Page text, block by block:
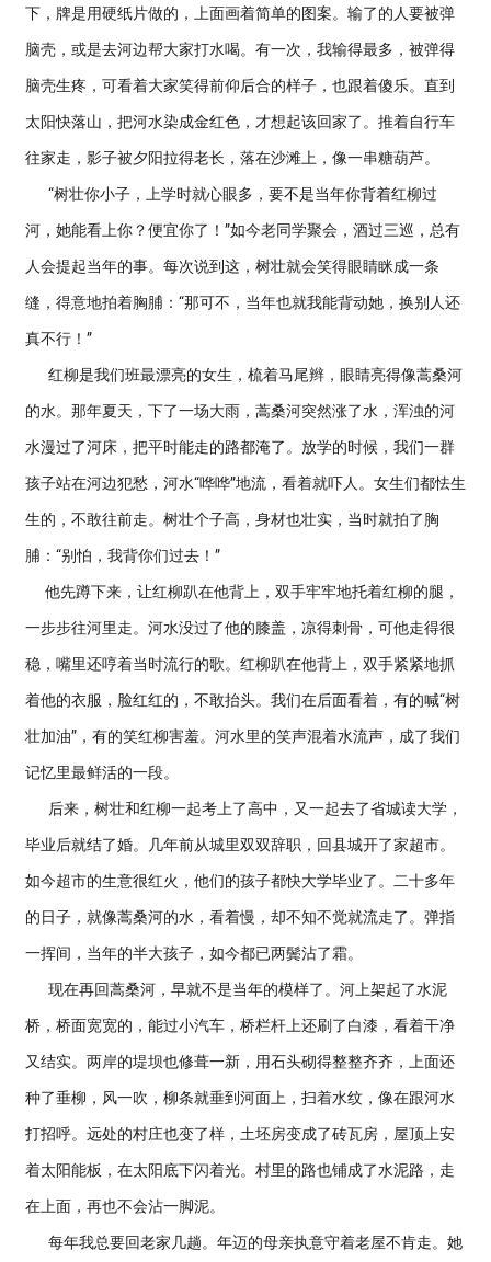
下，牌是用硬纸片做的，上面画着简单的图案。输了的人要被弹
脑壳，或是去河边帮大家打水喝。有一次，我输得最多，被弹得
脑壳生疼，可看着大家笑得前仰后合的样子，也跟着傻乐。直到
太阳快落山，把河水染成金红色，才想起该回家了。推着自行车
往家走，影子被夕阳拉得老长，落在沙滩上，像一串糖葫芦。
“树壮你小子，上学时就心眼多，要不是当年你背着红柳过
河，她能看上你？便宜你了！”如今老同学聚会，酒过三巡，总有
人会提起当年的事。每次说到这，树壮就会笑得眼睛眯成一条
缝，得意地拍着胸脯：“那可不，当年也就我能背动她，换别人还
真不行！”
红柳是我们班最漂亮的女生，梳着马尾辫，眼睛亮得像蒿桑河
的水。那年夏天，下了一场大雨，蒿桑河突然涨了水，浑浊的河
水漫过了河床，把平时能走的路都淹了。放学的时候，我们一群
孩子站在河边犯愁，河水“哗哗”地流，看着就吓人。女生们都怯生
生的，不敢往前走。树壮个子高，身材也壮实，当时就拍了胸
脯：“别怕，我背你们过去！”
他先蹲下来，让红柳趴在他背上，双手牢牢地托着红柳的腿，
一步步往河里走。河水没过了他的膝盖，凉得刺骨，可他走得很
稳，嘴里还哼着当时流行的歌。红柳趴在他背上，双手紧紧地抓
着他的衣服，脸红红的，不敢抬头。我们在后面看着，有的喊“树
壮加油”，有的笑红柳害羞。河水里的笑声混着水流声，成了我们
记忆里最鲜活的一段。
后来，树壮和红柳一起考上了高中，又一起去了省城读大学，
毕业后就结了婚。几年前从城里双双辞职，回县城开了家超市。
如今超市的生意很红火，他们的孩子都快大学毕业了。二十多年
的日子，就像蒿桑河的水，看着慢，却不知不觉就流走了。弹指
一挥间，当年的半大孩子，如今都已两鬓沾了霜。
现在再回蒿桑河，早就不是当年的模样了。河上架起了水泥
桥，桥面宽宽的，能过小汽车，桥栏杆上还刷了白漆，看着干净
又结实。两岸的堤坝也修葺一新，用石头砌得整整齐齐，上面还
种了垂柳，风一吹，柳条就垂到河面上，扫着水纹，像在跟河水
打招呼。远处的村庄也变了样，土坯房变成了砖瓦房，屋顶上安
着太阳能板，在太阳底下闪着光。村里的路也铺成了水泥路，走
在上面，再也不会沾一脚泥。
每年我总要回老家几趟。年迈的母亲执意守着老屋不肯走。她